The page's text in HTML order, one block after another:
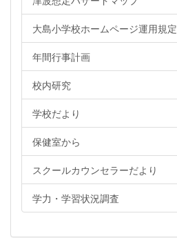
大島小学校ホームページ運用規定
年間行事計画
校内研究
学校だより
保健室から
スクールカウンセラーだより
学力・学習状況調査